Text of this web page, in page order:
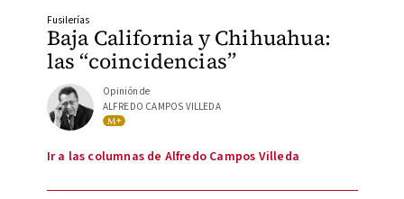
Baja California y Chihuahua:
las “coincidencias”
Fusilerías
Opinión de
ALFREDO CAMPOS VILLEDA
Ir a las columnas de Alfredo Campos Villeda